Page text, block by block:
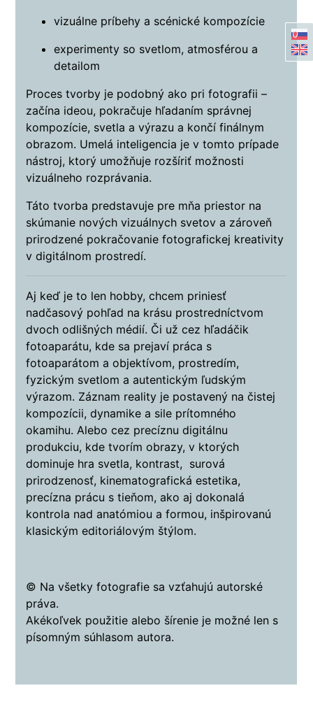
vizuálne príbehy a scénické kompozície
experimenty so svetlom, atmosférou a
detailom
Proces tvorby je podobný ako pri fotografii –
začína ideou, pokračuje hľadaním správnej
kompozície, svetla a výrazu a končí finálnym
obrazom. Umelá inteligencia je v tomto prípade
nástroj, ktorý umožňuje rozšíriť možnosti
vizuálneho rozprávania.
Táto tvorba predstavuje pre mňa priestor na
skúmanie nových vizuálnych svetov a zároveň
prirodzené pokračovanie fotografickej kreativity
v digitálnom prostredí.
Aj keď je to len hobby, chcem priniesť
nadčasový pohľad na krásu prostredníctvom
dvoch odlišných médií. Či už cez hľadáčik
fotoaparátu, kde sa prejaví práca s
fotoaparátom a objektívom, prostredím,
fyzickým svetlom a autentickým ľudským
výrazom. Záznam reality je postavený na čistej
kompozícii, dynamike a sile prítomného
okamihu. Alebo cez precíznu digitálnu
produkciu, kde tvorím obrazy, v ktorých
dominuje hra svetla, kontrast, surová
prirodzenosť, kinematografická estetika,
precízna prácu s tieňom, ako aj dokonalá
kontrola nad anatómiou a formou, inšpirovanú
klasickým editoriálovým štýlom.
© Na všetky fotografie sa vzťahujú autorské
práva.
Akékoľvek použitie alebo šírenie je možné len s
písomným súhlasom autora.